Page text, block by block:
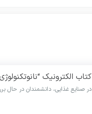
کتاب الکترونیک
در صنایع غذایی، دانشمندان در حال